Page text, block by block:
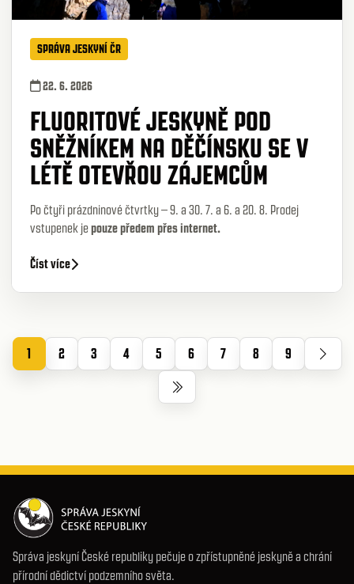
SPRÁVA JESKYNÍ ČR
22. 6. 2026
FLUORITOVÉ JESKYNĚ POD
SNĚŽNÍKEM NA DĚČÍNSKU SE V
LÉTĚ OTEVŘOU ZÁJEMCŮM
Po čtyři prázdninové čtvrtky – 9. a 30. 7. a 6. a 20. 8. Prodej
vstupenek jepouze předem přes internet.
Číst více
1 2 3 4 5 6 7 8 9
Správa jeskyní České republiky pečuje o zpřístupněné jeskyně a chrání
přírodní dědictví podzemního světa.